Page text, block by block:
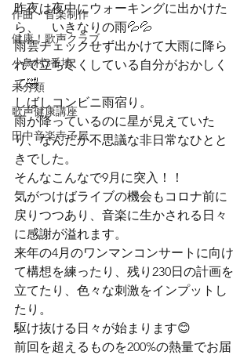
作曲・音楽制作
健康！歌声クラブ
小鳥村3番地
未分類
歌声健康講座
田中音楽寺子屋
昨夜は夜中にウォーキングに出かけた
ら、　いきなりの雨💦💦
雨雲チェックせず出かけて大雨に降ら
れて立ち尽くしている自分がおかしく
て🤣
しばしコンビニ雨宿り。
雨が降っているのに星が見えていた
り、なんだか不思議な非日常なひとと
きでした。
そんなこんなで9月に突入！！
気がつけばライブの機会もコロナ前に
戻りつつあり、音楽に生かされる日々
に感謝が溢れます。
来年の4月のワンマンコンサートに向け
て構想を練ったり、残り230日の計画を
立てたり、色々な刺激をインプットし
たり。
駆け抜ける日々が始まります😊
前回を超えるものを200%の熱量でお届